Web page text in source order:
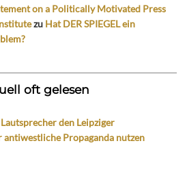
on a Politically Motivated Press
zu Hat DER SPIEGEL ein
oft gelesen
den Leipziger
antiwestliche Propaganda nutzen